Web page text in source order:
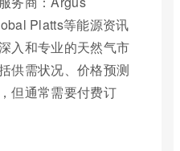
Platts等能源资讯
入和专业的天然气市
供需状况、价格预测
但通常需要付费订